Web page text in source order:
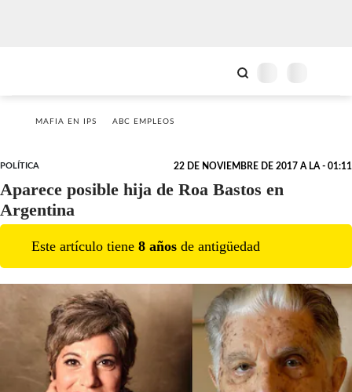
MAFIA EN IPS ABC EMPLEOS
POLÍTICA 22 DE NOVIEMBRE DE 2017 A LA - 01:11
Aparece posible hija de Roa Bastos en
Argentina
Este artículo tiene 8 años de antigüedad